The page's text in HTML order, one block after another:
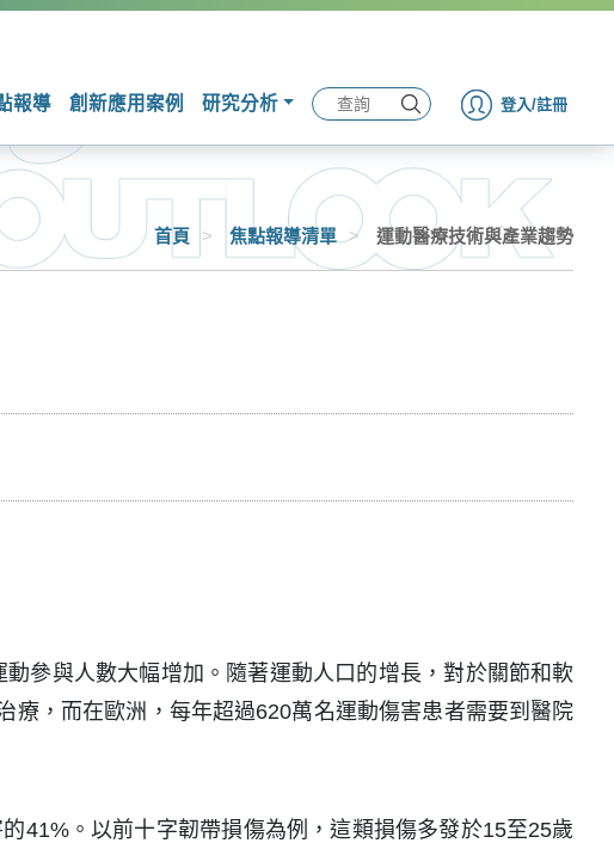
報導 創新應用案例 研究分析 登入/註冊
首頁 > 焦點報導清單 > 運動醫療技術與產業趨勢
參與人數大幅增加。隨著運動人口的增長，對於關節和軟
，而在歐洲，每年超過620萬名運動傷害患者需要到醫院
41%。以前十字韌帶損傷為例，這類損傷多發於15至25歲